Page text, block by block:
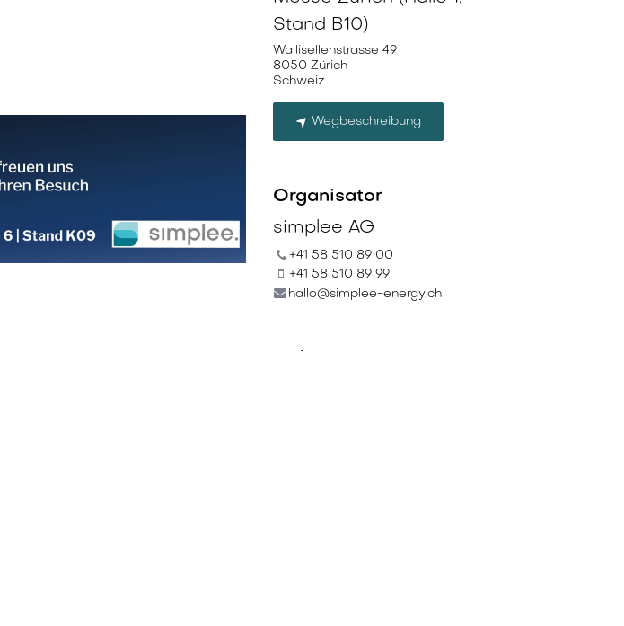
Stand B10)
Wallisellenstrasse 49
8050 Zürich
Schweiz
Wegbeschreibung
Organisator
simplee AG
+41 58 510 89 00
+41 58 510 89 99
hallo@simplee-energy.ch